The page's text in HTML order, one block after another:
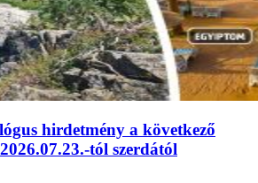
hirdetmény a következő
tól szerdától